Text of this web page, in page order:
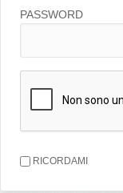
PASSWORD
RICORDAMI